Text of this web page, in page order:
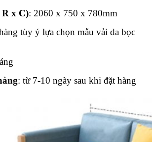
x C): 2060 x 750 x 780mm
tùy ý lựa chọn mẫu vải da bọc
: từ 7-10 ngày sau khi đặt hàng